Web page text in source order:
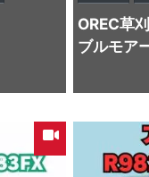
OREC草
ブルモア